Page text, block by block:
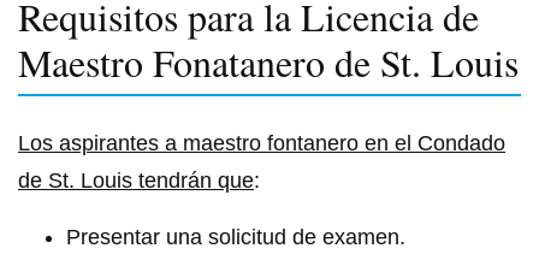
Requisitos para la Licencia de
Maestro Fonatanero de St. Louis
Los aspirantes a maestro fontanero en el Condado
de St. Louis tendrán que:
Presentar una solicitud de examen.